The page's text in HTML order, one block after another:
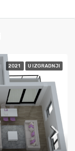
2021 U IZGRADNJI